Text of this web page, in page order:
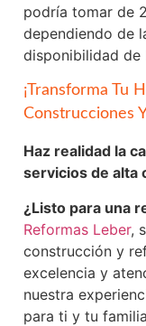
podría tomar de
dependiendo de
disponibilidad de
¡Transforma Tu
Construcciones
Haz realidad la
servicios de alta
¿Listo para una
Reformas Leber,
construcción y
excelencia y
nuestra
para ti y tu